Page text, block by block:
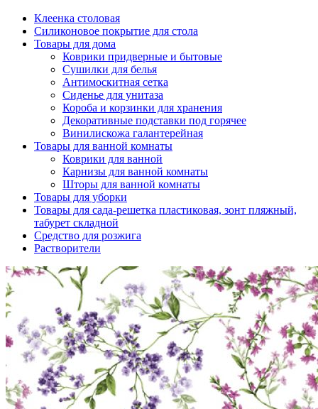
Клеенка столовая
Силиконовое покрытие для стола
Товары для дома
Коврики придверные и бытовые
Сушилки для белья
Антимоскитная сетка
Сиденье для унитаза
Короба и корзинки для хранения
Декоративные подставки под горячее
Винилискожа галантерейная
Товары для ванной комнаты
Коврики для ванной
Карнизы для ванной комнаты
Шторы для ванной комнаты
Товары для уборки
Товары для сада-решетка пластиковая, зонт пляжный,
табурет складной
Средство для розжига
Растворители